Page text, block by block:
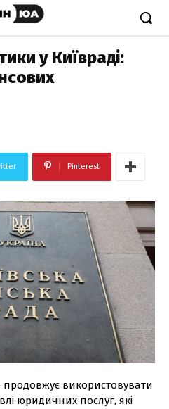
у Київраді:
Pinterest
продовжує використовувати
юридичних послуг, які